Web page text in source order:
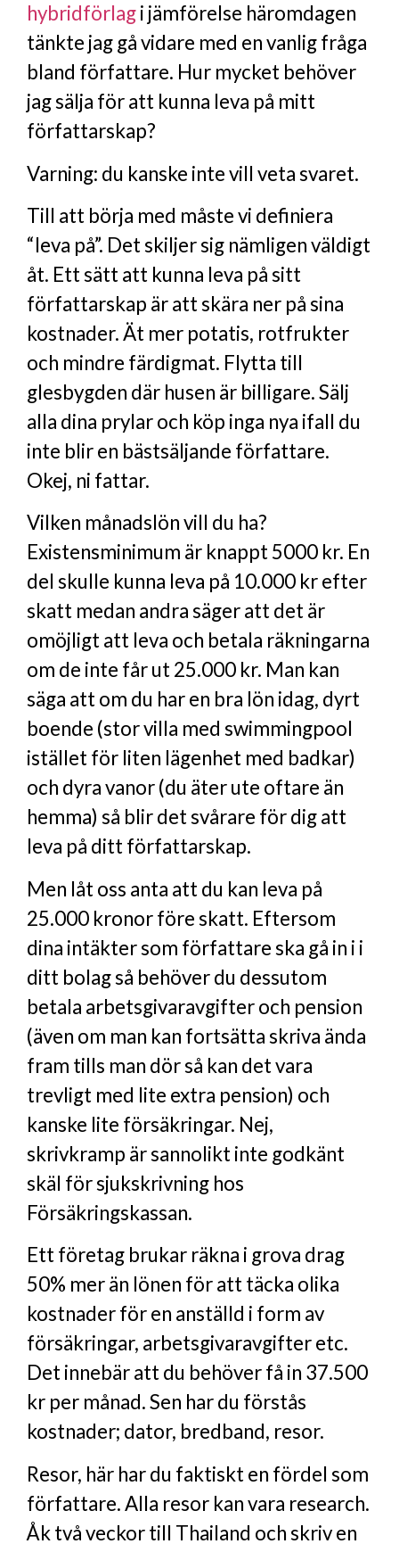
hybridförlagi jämförelse häromdagen
tänkte jag gå vidare med en vanlig fråga
bland författare. Hur mycket behöver
jag sälja för att kunna leva på mitt
författarskap?
Varning: du kanske inte vill veta svaret.
Till att börja med måste vi definiera
“leva på”. Det skiljer sig nämligen väldigt
åt. Ett sätt att kunna leva på sitt
författarskap är att skära ner på sina
kostnader. Ät mer potatis, rotfrukter
och mindre färdigmat. Flytta till
glesbygden där husen är billigare. Sälj
alla dina prylar och köp inga nya ifall du
inte blir en bästsäljande författare.
Okej, ni fattar.
Vilken månadslön vill du ha?
Existensminimum är knappt 5000 kr. En
del skulle kunna leva på 10.000 kr efter
skatt medan andra säger att det är
omöjligt att leva och betala räkningarna
om de inte får ut 25.000 kr. Man kan
säga att om du har en bra lön idag, dyrt
boende (stor villa med swimmingpool
istället för liten lägenhet med badkar)
och dyra vanor (du äter ute oftare än
hemma) så blir det svårare för dig att
leva på ditt författarskap.
Men låt oss anta att du kan leva på
25.000 kronor före skatt. Eftersom
dina intäkter som författare ska gå in i i
ditt bolag så behöver du dessutom
betala arbetsgivaravgifter och pension
(även om man kan fortsätta skriva ända
fram tills man dör så kan det vara
trevligt med lite extra pension) och
kanske lite försäkringar. Nej,
skrivkramp är sannolikt inte godkänt
skäl för sjukskrivning hos
Försäkringskassan.
Ett företag brukar räkna i grova drag
50% mer än lönen för att täcka olika
kostnader för en anställd i form av
försäkringar, arbetsgivaravgifter etc.
Det innebär att du behöver få in 37.500
kr per månad. Sen har du förstås
kostnader; dator, bredband, resor.
Resor, här har du faktiskt en fördel som
författare. Alla resor kan vara research.
Åk två veckor till Thailand och skriv en